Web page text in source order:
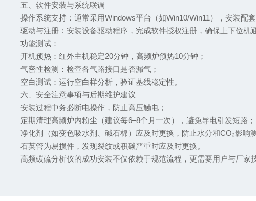
五、软件安装与系统联调
操作系统支持‌：通常采用Windows平台（如Win10/Win11），安装配
驱动与注册‌：安装设备驱动程序，完成软件授权注册，确保上下位机
‌功能测试‌：
开机预热：红外主机稳定20分钟，高频炉预热10分钟；
气密性检测：检查各气路接口是否漏气；
空白测试：运行空白样分析，验证基线稳定性。
六、安全注意事项与后期维护建议
安装过程中务必断电操作，防止高压触电；
定期清理高频炉内粉尘（建议每6–8个月一次），避免导电引发短路；
净化剂（如变色吸水剂、碱石棉）应及时更换，防止水分和CO₂影响
石英管为易损件，发现裂纹或积碳严重时应及时更换。
高频碳硫分析仪的成功安装不仅依赖于规范流程，更需要用户与厂